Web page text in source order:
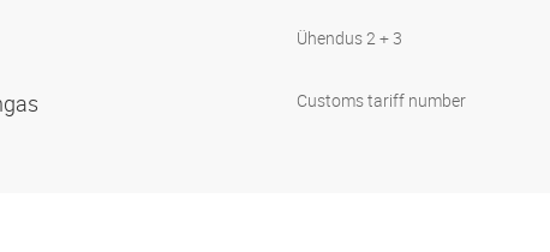
Ühendus 2 + 3
Customs tariff number